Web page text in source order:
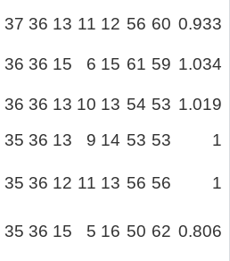
37 36 13 11 12 56 60 0.933
36 36 15 6 15 61 59 1.034
36 36 13 10 13 54 53 1.019
35 36 13 9 14 53 53 1
35 36 12 11 13 56 56 1
35 36 15 5 16 50 62 0.806